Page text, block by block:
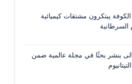
يبتكرون مشتقات كيميائية
السرطانية
ينشر بحثًا في مجلة عالمية ضمن